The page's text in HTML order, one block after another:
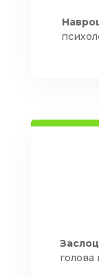
голова